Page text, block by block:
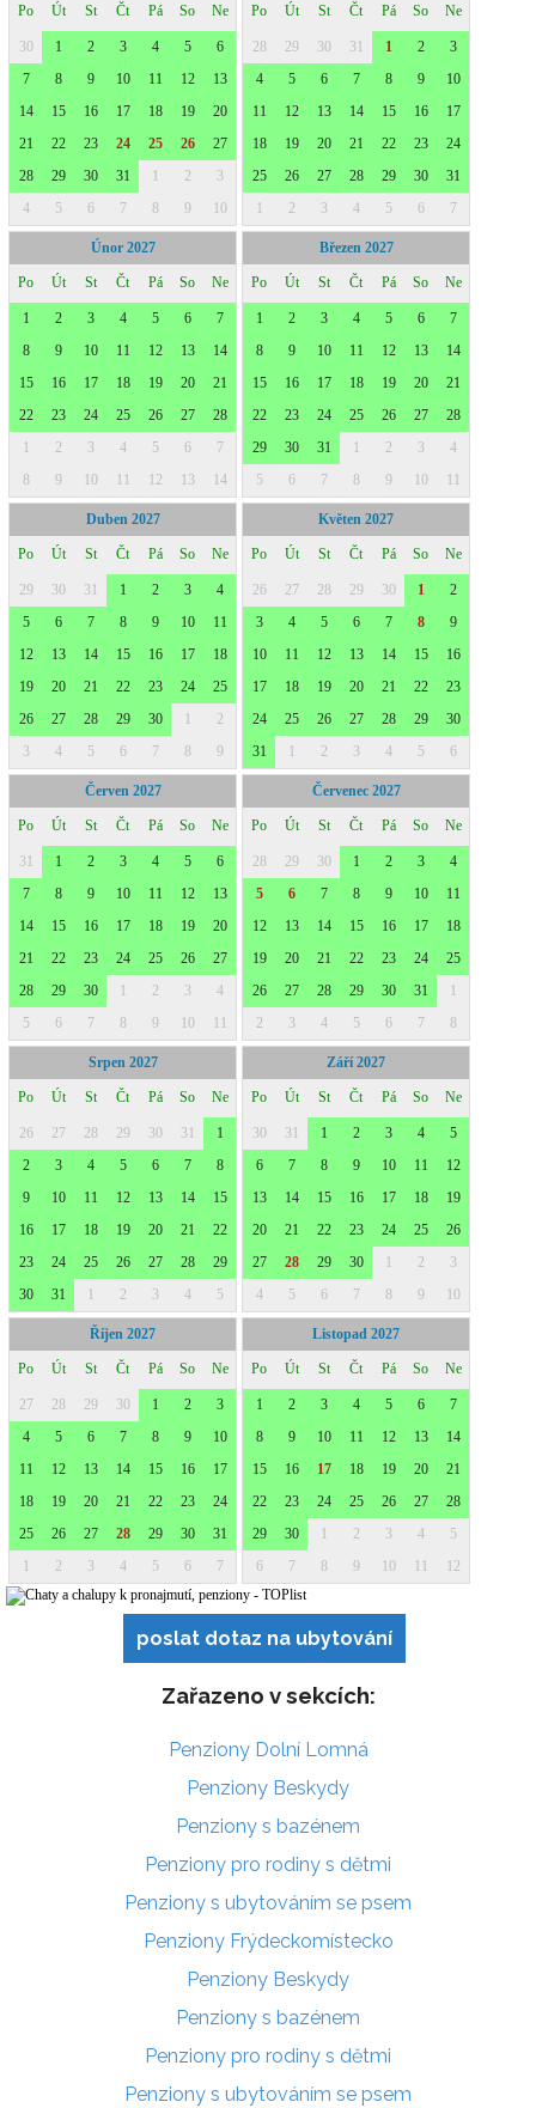
poslat dotaz na ubytování
Zařazeno v sekcích:
Penziony Dolní Lomná
Penziony Beskydy
Penziony s bazénem
Penziony pro rodiny s dětmi
Penziony s ubytováním se psem
Penziony Frýdeckomístecko
Penziony Beskydy
Penziony s bazénem
Penziony pro rodiny s dětmi
Penziony s ubytováním se psem